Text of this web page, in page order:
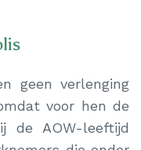
geen verlenging
voor hen de
de AOW-leeftijd